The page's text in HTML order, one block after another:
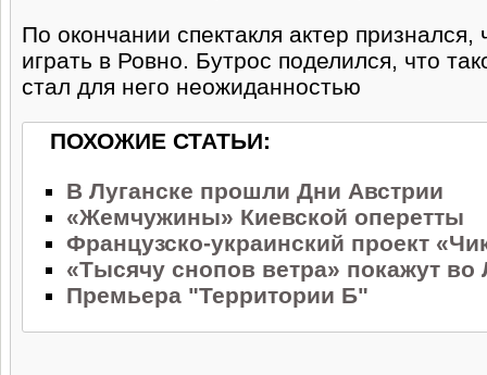
По окончании спектакля актер
играть в Ровно. Бутрос поделился, что
стал для него неожиданностью
ПОХОЖИЕ СТАТЬИ:
В Луганске прошли Дни Австрии
«Жемчужины» Киевской оперетты
Французско-украинский проект
«Тысячу снопов ветра» покажут во
Премьера "Территории Б"